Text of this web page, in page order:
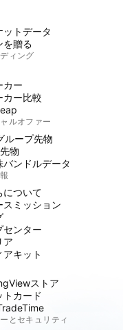
ットデータ
を贈る
ィング
カー
カー比較
ルオファー
ループ先物
物
バンドルデータ
について
スミッション
センター
ア
アキット
ストア
トカード
とセキュリティ